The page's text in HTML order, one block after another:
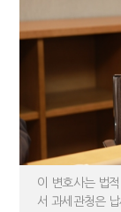
이 변호사는 법
서 과세관청은